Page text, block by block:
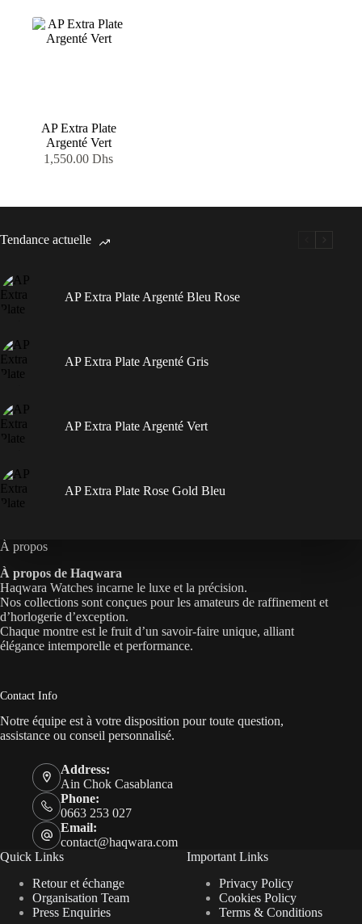
AP Extra Plate
Argenté Vert
1,550.00Dhs
Tendance actuelle
AP Extra Plate Argenté Bleu Rose
AP Extra Plate Argenté Gris
AP Extra Plate Argenté Vert
AP Extra Plate Rose Gold Bleu
À propos
À propos de Haqwara
Haqwara Watches incarne le luxe et la précision.
Nos collections sont conçues pour les amateurs de raffinement et
d’horlogerie d’exception.
Chaque montre est le fruit d’un savoir-faire unique, alliant
élégance intemporelle et performance.
Contact Info
Notre équipe est à votre disposition pour toute question,
assistance ou conseil personnalisé.
Address:
Ain Chok Casablanca
Phone:
0663 253 027
Email:
contact@haqwara.com
Quick Links
Retour et échange
Organisation Team
Press Enquiries
Important Links
Privacy Policy
Cookies Policy
Terms & Conditions